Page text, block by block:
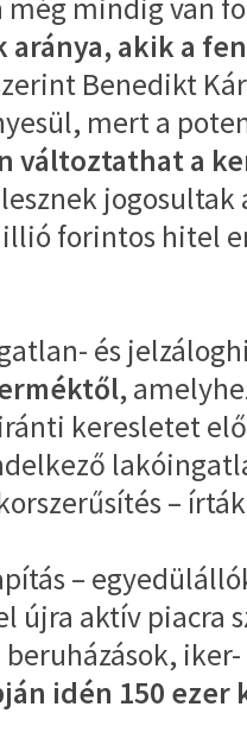
mindig van
aránya, akik a
Benedikt
mert a
változtathat a
forintos hitel
és
,
keresletet
–
–
újra aktív piacra
idén 150